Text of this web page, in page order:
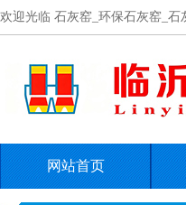
欢迎光临 石灰窑_环保石灰窑_
网站首页